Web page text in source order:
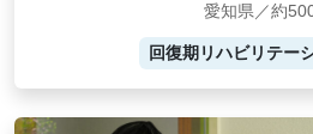
愛知県／約
回復期リハビリテー